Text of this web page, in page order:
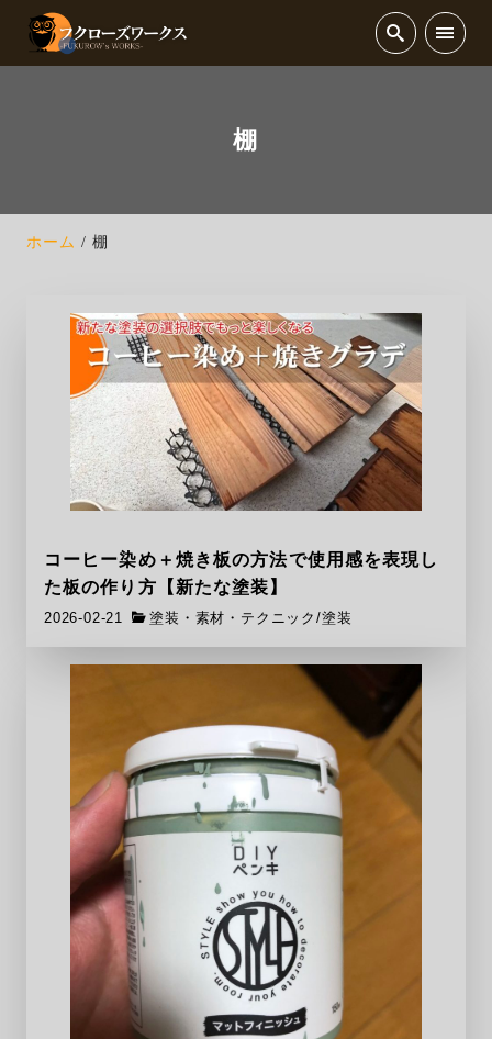
棚
ホーム 棚
コーヒー染め＋焼き板の方法で使用感を表現し
た板の作り方【新たな塗装】
2026-02-21 塗装・素材・テクニック/塗装